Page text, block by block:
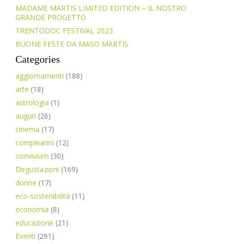
MADAME MARTIS LIMITED EDITION – IL NOSTRO
GRANDE PROGETTO
TRENTODOC FESTIVAL 2023
BUONE FESTE DA MASO MARTIS
Categories
aggiornamenti (188)
arte (18)
astrologia (1)
auguri (26)
cinema (17)
compleanni (12)
convivium (30)
Degustazioni (169)
donne (17)
eco-sostenibilità (11)
economia (8)
educazione (21)
Eventi (291)